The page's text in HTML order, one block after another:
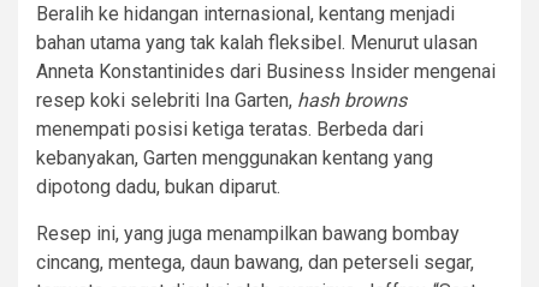
Beralih ke hidangan internasional, kentang menjadi
bahan utama yang tak kalah fleksibel. Menurut ulasan
Anneta Konstantinides dari Business Insider mengenai
resep koki selebriti Ina Garten, hash browns
menempati posisi ketiga teratas. Berbeda dari
kebanyakan, Garten menggunakan kentang yang
dipotong dadu, bukan diparut.
Resep ini, yang juga menampilkan bawang bombay
cincang, mentega, daun bawang, dan peterseli segar,